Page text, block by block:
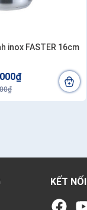
inox FASTER 16cm
KẾT NỐI